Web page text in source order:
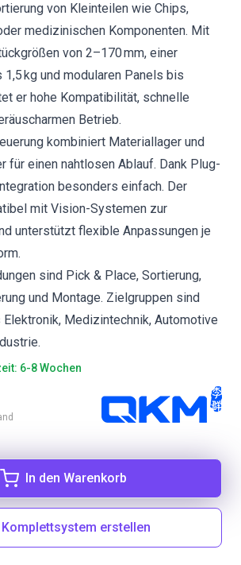
von Kleinteilen wie Chips,
medizinischen Komponenten. Mit
von 2–170 mm, einer
kg und modularen Panels bis
er hohe Kompatibilität, schnelle
Betrieb.
kombiniert Materiallager und
für einen nahtlosen Ablauf. Dank Plug-
besonders einfach. Der
mit Vision-Systemen zur
unterstützt flexible Anpassungen je
sind Pick & Place, Sortierung,
und Montage. Zielgruppen sind
Elektronik, Medizintechnik, Automotive
6-8 Wochen
In den Warenkorb
Komplettsystem erstellen